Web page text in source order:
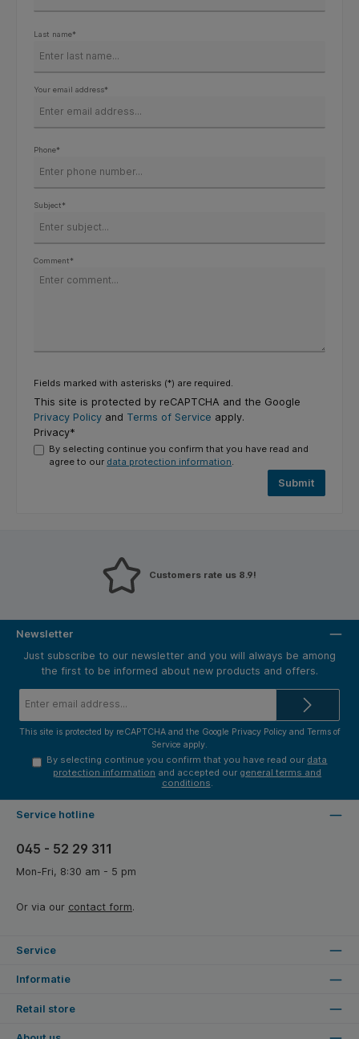
Last name*
Your email address*
Phone*
Subject*
Comment*
Fields marked with asterisks (*) are required.
This site is protected by reCAPTCHA and the Google
Privacy Policy and Terms of Service apply.
Privacy*
By selecting continue you confirm that you have read and
agree to our data protection information.
Submit
Customers rate us 8.9!
Newsletter
Just subscribe to our newsletter and you will always be among
the first to be informed about new products and offers.
This site is protected by reCAPTCHA and the Google Privacy Policyand Terms of
Service apply.
By selecting continue you confirm that you have read our data
protection information and accepted our general terms and
conditions
Service hotline
045 - 52 29 311
Mon-Fri, 8:30 am - 5 pm
Or via our contact form.
Service
Informatie
Retail store